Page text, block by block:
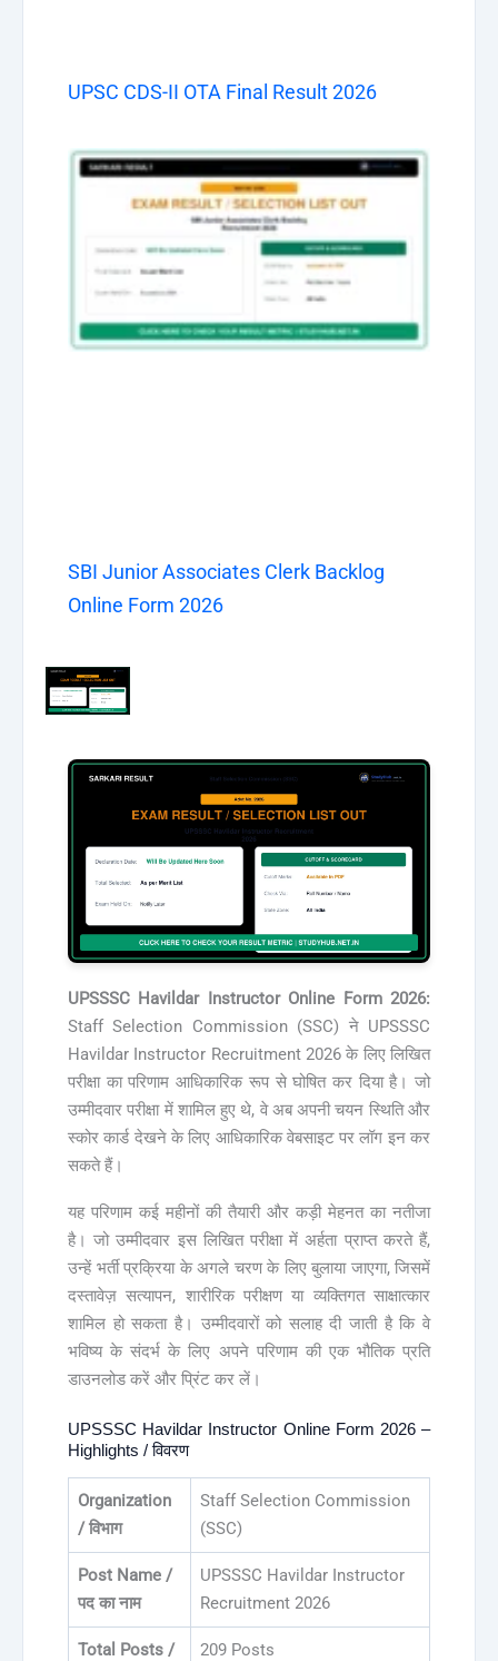
UPSC CDS-II OTA Final Result 2026
SBI Junior Associates Clerk Backlog
Online Form 2026
UPSSSC Havildar Instructor Online Form 2026:
Staff Selection Commission (SSC) ने UPSSSC
Havildar Instructor Recruitment 2026 के लिए लिखित
परीक्षा का परिणाम आधिकारिक रूप से घोषित कर दिया है। जो
उम्मीदवार परीक्षा में शामिल हुए थे, वे अब अपनी चयन स्थिति और
स्कोर कार्ड देखने के लिए आधिकारिक वेबसाइट पर लॉग इन कर
सकते हैं।
यह परिणाम कई महीनों की तैयारी और कड़ी मेहनत का नतीजा
है। जो उम्मीदवार इस लिखित परीक्षा में अर्हता प्राप्त करते हैं,
उन्हें भर्ती प्रक्रिया के अगले चरण के लिए बुलाया जाएगा, जिसमें
दस्तावेज़ सत्यापन, शारीरिक परीक्षण या व्यक्तिगत साक्षात्कार
शामिल हो सकता है। उम्मीदवारों को सलाह दी जाती है कि वे
भविष्य के संदर्भ के लिए अपने परिणाम की एक भौतिक प्रति
डाउनलोड करें और प्रिंट कर लें।
UPSSSC Havildar Instructor Online Form 2026 –
Highlights / विवरण
Organization
/ विभाग
Staff Selection Commission
(SSC)
Post Name /
पद का नाम
UPSSSC Havildar Instructor
Recruitment 2026
Total Posts /
209 Posts